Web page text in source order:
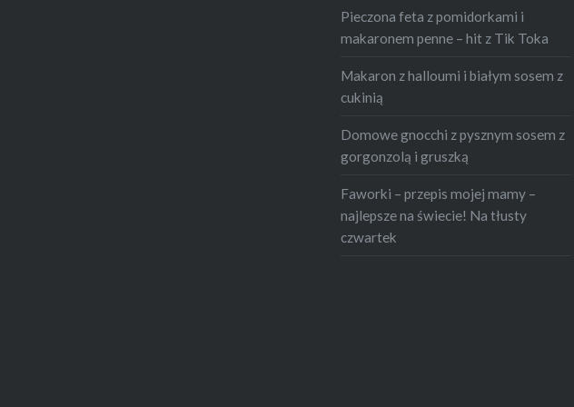
Pieczona feta z pomidorkami i
makaronem penne – hit z Tik Toka
Makaron z halloumi i białym sosem z
cukinią
Domowe gnocchi z pysznym sosem z
gorgonzolą i gruszką
Faworki – przepis mojej mamy –
najlepsze na świecie! Na tłusty
czwartek